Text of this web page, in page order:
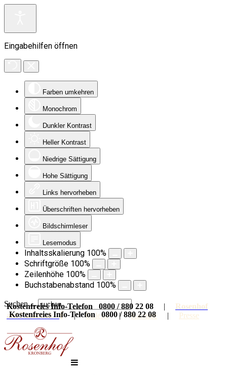
Eingabehilfen öffnen
Farben umkehren
Monochrom
Dunkler Kontrast
Heller Kontrast
Niedrige Sättigung
Hohe Sättigung
Links hervorheben
Überschriften hervorheben
Bildschirmleser
Lesemodus
Inhaltsskalierung 100%
Schriftgröße 100%
Zeilenhöhe 100%
Buchstabenabstand 100%
Suchen ...
Kostenfreies Info-Telefon 0800 / 880 22 08 | Rosenhof
auf Facebook
|Galerie|Karriere | Presse
Kostenfreies Info-Telefon 0800 / 880 22 08